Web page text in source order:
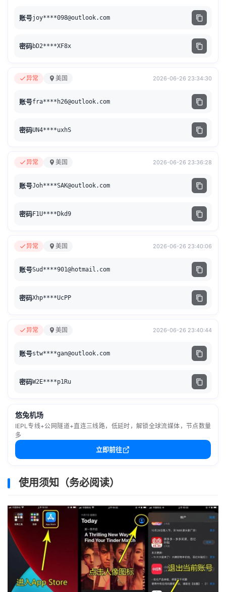
账号joy****098@outlook.com
密码bD2****XF8x
异常 美国 2026-06-26 23:34:30
账号fra**** h26@outlook.com
密码UN4****uxhS
异常 美国 2026-06-26 23:36:28
账号Joh****SAK@outlook.com
密码F1U****Dkd9
异常 美国 2026-06-26 23:40:06
账号Sud****901@hotmail.com
密码Xhp****UcPP
异常 美国 2026-06-26 23:40:44
账号stw****gan@outlook.com
密码W2E****p1Ru
悠兔机场
IEPL专线+公网隧道+直连三线路，低延时，解锁全球流媒体，节点数量
多
立即前往
使用须知（务必阅读）